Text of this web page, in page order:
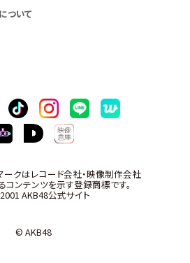
ついて
ークはレコード会社・映像制作会社
コンテンツを示す登録商標です。
AKB48公式サイト
© AKB48